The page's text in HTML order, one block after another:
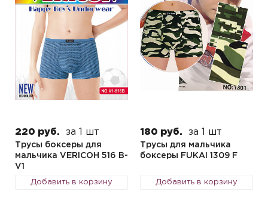
220 руб. за 1 шт
Трусы боксеры для
мальчика VERICOH 516 B-
V1
Добавить в корзину
180 руб. за 1 шт
Трусы для мальчика
боксеры FUKAI 1309 F
Добавить в корзину